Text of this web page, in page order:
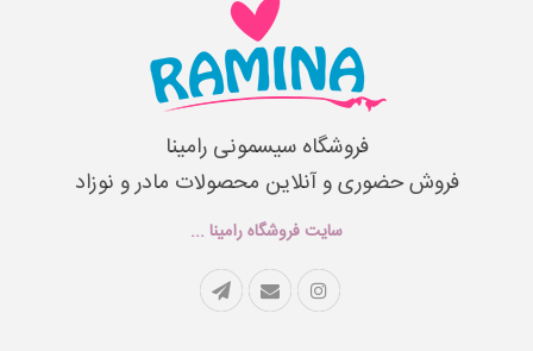
فروشگاه سیسمونی رامینا
فروش حضوری و آنلاین محصولات مادر و نوزاد
سایت فروشگاه رامینا ...